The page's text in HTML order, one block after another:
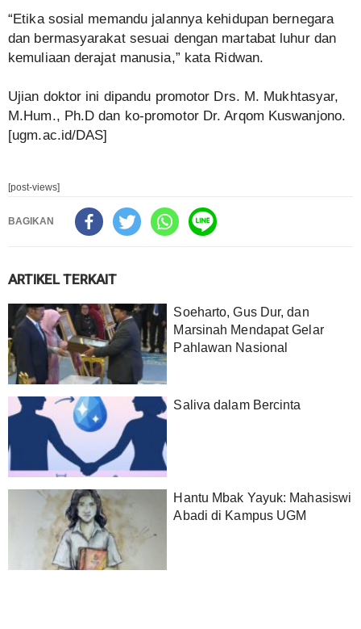
“Etika sosial memandu jalannya kehidupan bernegara
dan bermasyarakat sesuai dengan martabat luhur dan
kemuliaan derajat manusia,” kata Ridwan.
Ujian doktor ini dipandu promotor Drs. M. Mukhtasyar,
M.Hum., Ph.D dan ko-promotor Dr. Arqom Kuswanjono.
[ugm.ac.id/DAS]
[post-views]
BAGIKAN
ARTIKEL TERKAIT
Soeharto, Gus Dur, dan
Marsinah Mendapat Gelar
Pahlawan Nasional
Saliva dalam Bercinta
Hantu Mbak Yayuk: Mahasiswi
Abadi di Kampus UGM